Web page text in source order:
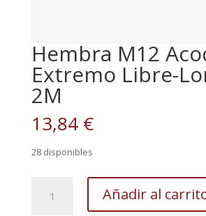
Hembra M12
Extremo Libre-
2M
13,84 €
28 disponibles
Añadir al